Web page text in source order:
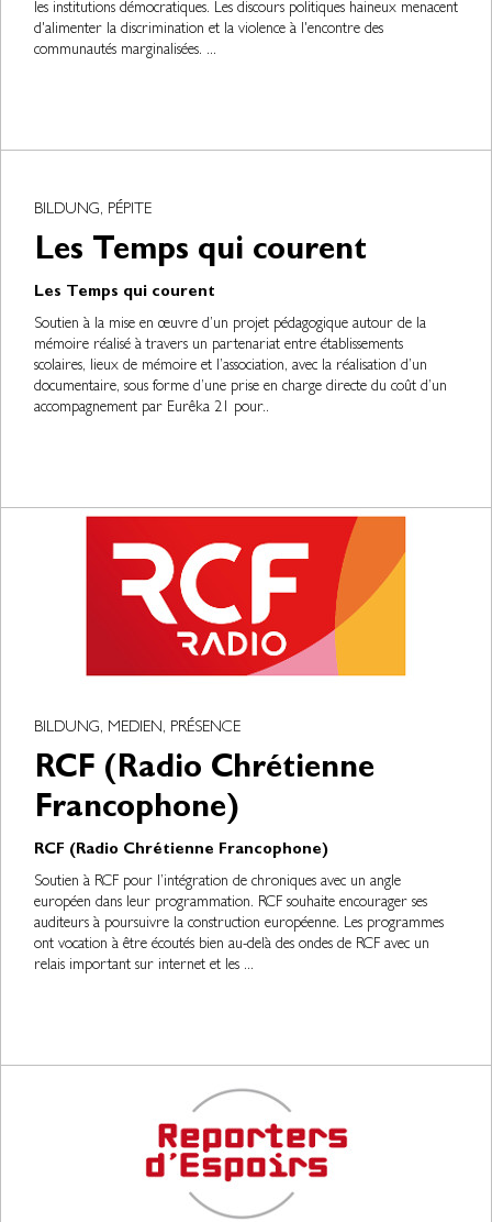
les institutions démocratiques. Les discours politiques haineux menacent
d'alimenter la discrimination et la violence à l'encontre des
communautés marginalisées. ...
BILDUNG, PÉPITE
Les Temps qui courent
Les Temps qui courent
Soutien à la mise en œuvre d’un projet pédagogique autour de la
mémoire réalisé à travers un partenariat entre établissements
scolaires, lieux de mémoire et l’association, avec la réalisation d’un
documentaire, sous forme d’une prise en charge directe du coût d’un
accompagnement par Eurêka 21 pour..
BILDUNG, MEDIEN, PRÉSENCE
RCF (Radio Chrétienne
Francophone)
RCF (Radio Chrétienne Francophone)
Soutien à RCF pour l’intégration de chroniques avec un angle
européen dans leur programmation. RCF souhaite encourager ses
auditeurs à poursuivre la construction européenne. Les programmes
ont vocation à être écoutés bien au-delà des ondes de RCF avec un
relais important sur internet et les ...